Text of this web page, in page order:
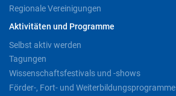
Regionale Vereinigungen
Aktivitäten und Programme
Selbst aktiv werden
Tagungen
Wissenschaftsfestivals und -shows
Förder-, Fort- und Weiterbildungsprogramme